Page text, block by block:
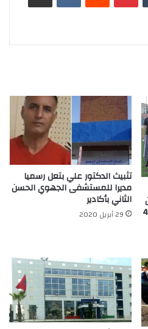
45
تثبيث الدكتور علي بتعل رسميا
مديرا للمستشفى الجهوي الحسن
الثاني بأكادير
29 أبريل 2020